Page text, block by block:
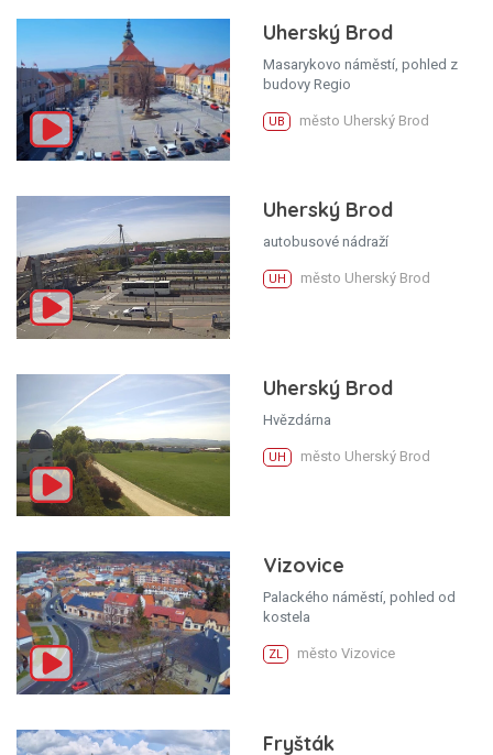
Uherský Brod
Masarykovo náměstí, pohled z
budovy Regio
UB město Uherský Brod
Uherský Brod
autobusové nádraží
UH město Uherský Brod
Uherský Brod
Hvězdárna
UH město Uherský Brod
Vizovice
Palackého náměstí, pohled od
kostela
ZL město Vizovice
Fryšták